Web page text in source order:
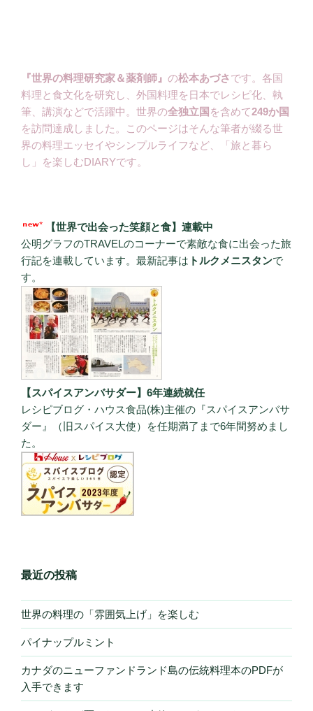
『世界の料理研究家＆薬剤師』 の松本あづさです。各国
料理と食文化を研究し、外国料理を日本でレシピ化、執
筆、講演などで活躍中。世界の全独立国 を含めて249か国
を訪問達成しました。このページはそんな筆者が綴る世
界の料理エッセイやシンプルライフなど、「旅と暮ら
し」を楽しむDIARYです。
【世界で出会った笑顔と食】連載中
公明グラフのTRAVELのコーナーで素敵な食に出会った旅
行記を連載しています。最新記事は トルクメニスタンで
す。
【スパイスアンバサダー】6年連続就任
レシピブログ・ハウス食品(株)主催の『スパイスアンバサ
ダー』（旧スパイス大使）を任期満了まで6年間努めまし
た。
最近の投稿
世界の料理の「雰囲気上げ」を楽しむ
パイナップルミント
カナダのニューファンドランド島の伝統料理本のPDFが
入手できます